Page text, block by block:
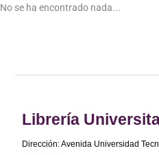
No se ha encontrado nada...
Librería
Dirección: Avenida Universidad